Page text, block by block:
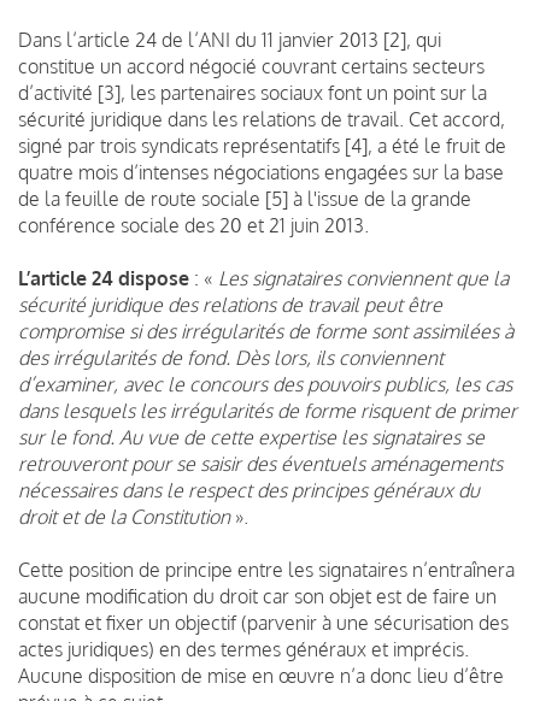
Dans l’article 24 de l’ANI du 11 janvier 2013 [2], qui
constitue un accord négocié couvrant certains secteurs
d’activité [3], les partenaires sociaux font un point sur la
sécurité juridique dans les relations de travail. Cet accord,
signé par trois syndicats représentatifs [4], a été le fruit de
quatre mois d’intenses négociations engagées sur la base
de la feuille de route sociale [5] à l'issue de la grande
conférence sociale des 20 et 21 juin 2013.
L’article 24 dispose : « Les signataires conviennent que la
sécurité juridique des relations de travail peut être
compromise si des irrégularités de forme sont assimilées à
des irrégularités de fond. Dès lors, ils conviennent
d’examiner, avec le concours des pouvoirs publics, les cas
dans lesquels les irrégularités de forme risquent de primer
sur le fond. Au vue de cette expertise les signataires se
retrouveront pour se saisir des éventuels aménagements
nécessaires dans le respect des principes généraux du
droit et de la Constitution».
Cette position de principe entre les signataires n’entraînera
aucune modification du droit car son objet est de faire un
constat et fixer un objectif (parvenir à une sécurisation des
actes juridiques) en des termes généraux et imprécis.
Aucune disposition de mise en œuvre n’a donc lieu d’être